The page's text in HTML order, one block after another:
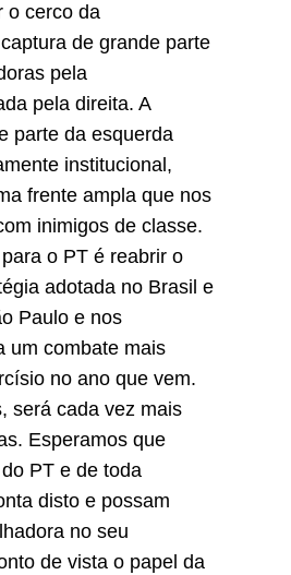
o cerco da
de grande parte
pela
pela direita. A
parte da esquerda
institucional,
frente ampla que nos
inimigos de classe.
o PT é reabrir o
adotada no Brasil e
Paulo e nos
um combate mais
no ano que vem.
será cada vez mais
Esperamos que
PT e de toda
disto e possam
no seu
de vista o papel da